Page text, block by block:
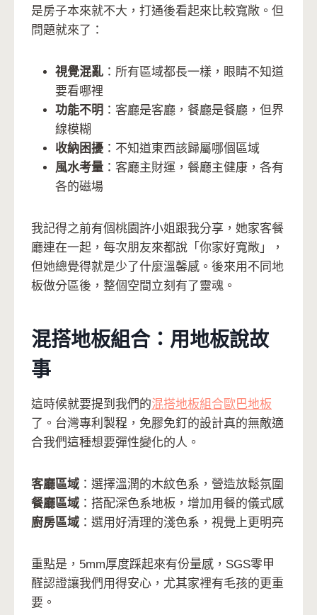
是房子本來就不大，打通後看起來比較寬敞。但
問題就來了：
視覺混亂 ：所有區域都長一樣，眼睛不知道
要看哪裡
功能不明 ：客廳是客廳，餐廳是餐廳，但界
線模糊
收納困擾 ：不知道東西該歸屬哪個區域
風水考量 ：客廳主財運，餐廳主健康，各有
各的磁場
我記得之前有個桃園許小姐跟我分享，她家客餐
廳連在一起，每次朋友來都說「你家好寬敞」，
但她總覺得就是少了什麼溫馨感。後來用不同地
板做分區後，整個空間立刻有了靈魂。
混搭地板組合：用地板說故
事
這時候就要提到我們的混搭地板組合歐巴地板
了。台灣專利製程，免膠免釘的設計真的無敵適
合我們這種想要彈性變化的人。
客廳區域 ：選擇溫潤的木紋色系，營造放鬆氛圍
餐廳區域 ：搭配深色系地板，增加用餐的儀式感
廚房區域 ：選用好清理的淺色系，視覺上更明亮
重點是，5mm厚度踩起來有份量感，SGS零甲
醛認證讓我們用得安心，尤其家裡有毛孩的更重
要。